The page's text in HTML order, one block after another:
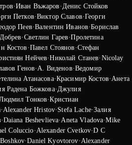
·Иван Въжаров · Денис Стойков
Петков·Виктор Славов·Георги
Пеев·Валентин Иванов·Борислав
· Светлин Гарев·Пролетина
Костов ·Павел Стоянов ·Стефан
Нейчев·Николай Станев· Nicolay
Генов· А. Виденов·Ведомир
Атанасова·Красимир Костов· Анета
Радена Божкова· Джулия
Тонков·Кристиан
· Alexander Hristov· Stefa Lache·Залия
·Daiana Beshevlieva· Aneta Vladova·Mike
Coluccio· Alexander Cvetkov·D C
·Daniel Kyovtorov· Alexander